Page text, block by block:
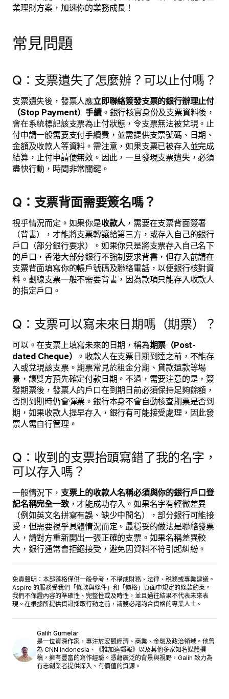
業理財方案，加速你的業務成長！
常見問題
Q：支票遺失了怎麼辦？可以止付嗎？
支票遺失後，發票人應立即聯絡簽發支票的銀行辦理止付
（Stop Payment）手續。銀行核實身份及支票資料後，
會在系統標記該支票為止付狀態，令支票無法被兌現。止
付申請一般需要支付手續費，並需提供支票號碼、日期、
金額及收款人等資料。需注意，如果支票已被存入並完成
結算，止付申請便無效。因此，一旦發現支票遺失，必須
盡快行動，時間非常關鍵。
Q：支票背面需要簽名嗎？
視乎情況而定。如果你是收款人 ，需要在支票背面簽署
（背書），才能將支票轉讓給第三方，或存入自己的銀行
戶口（部分銀行要求）。如果你只是將支票存入自己名下
的戶口，香港大部分銀行不強制要求背書，但存入前請在
支票背面填寫你的帳戶號碼及聯絡電話，以便銀行核對資
料。劃線支票一般不需要背書，因為款項只能存入收款人
的指定戶口。
Q：支票可以寫未來日期嗎（期票）？
可以。在支票上填寫未來的日期，稱為期票（Post-
dated Cheque）
。收款人在支票日期到達之前，不能存
入或兌現該支票。期票常見於租金分期、貸款還款等場
景，讓雙方預先確定付款日期。不過，需要注意的是，簽
發期票後，發票人的戶口在到期日前必須保持足夠餘額，
否則到期時仍會彈票。銀行本身不會自動核查期票是否到
期，如果收款人提早存入，銀行有可能接受處理，因此發
票人需自行管理。
Q：收到的支票抬頭寫錯了我的名字，
可以存入嗎？
一般情況下， 支票上的收款人名稱必須與你的銀行戶口登
記名稱完全一致，才能成功存入。如果名字有輕微差異
（例如英文名拼寫有誤、缺少中間名），部分銀行可能接
受，但需要視乎具體情況而定。最穩妥的做法是聯絡發票
人，請對方重新開出一張正確的支票。如果名稱差異較
大，銀行通常會拒絕接受，避免因資料不符引起糾紛。
免責聲明：本部落格僅供一般參考，不構成財務、法律、稅務或專業建議。
Aspire 的服務受我們「 條款與條件 」和「 價格 」頁面中規定的條款約束。
我們不保證內容的準確性、完整性或及時性，並且過往結果不代表未來表
現。在根據所提供資訊採取行動之前，請務必諮詢合資格的專業人士。
Galih Gumelar
是一位資深作家，專注於宏觀經濟、商業、金融及政治領域。他曾
為 CNN Indonesia、《雅加達郵報》以及其他多家知名媒體撰
稿，擁有豐富的寫作經驗。憑藉廣泛的背景與視野，Galih 致力為
有志創業者提供深入、有價值的資源。